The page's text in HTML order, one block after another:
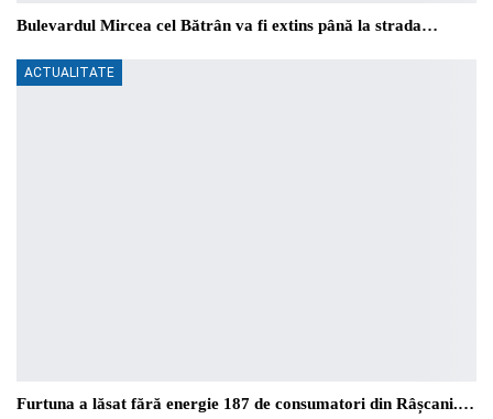
Bulevardul Mircea cel Bătrân va fi extins până la strada…
ACTUALITATE
Furtuna a lăsat fără energie 187 de consumatori din Râșcani.…